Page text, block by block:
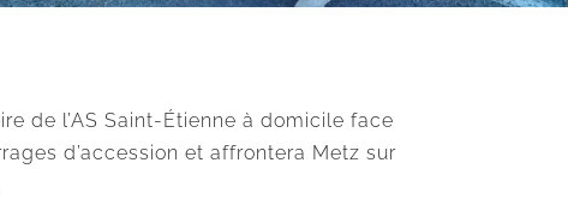
de l’AS Saint-Étienne à domicile face
d’accession et affrontera Metz sur